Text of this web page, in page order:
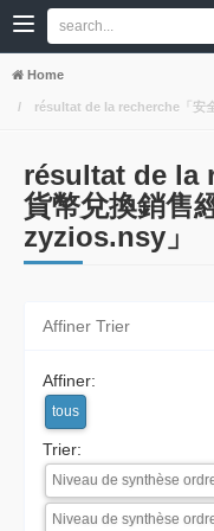
Home
résultat de la recherche「安
résultat de la
貨幣兌換銷售
zyzios.nsy」
Affiner Trier
Affiner:
tous
Trier:
Niveau de synthèse
Niveau de synthèse